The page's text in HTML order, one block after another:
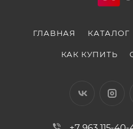
ГЛАВНАЯ КАТАЛОГ
КАК КУПИТЬ